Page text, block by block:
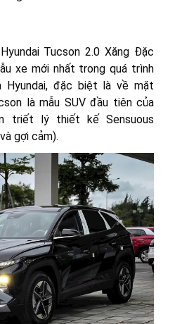
Tucson 2.0 Xăng Đặc
xe mới nhất trong quá trình
Hyundai, đặc biệt là về mặt
là mẫu SUV đầu tiên của
triết lý thiết kế Sensuous
gợi cảm).